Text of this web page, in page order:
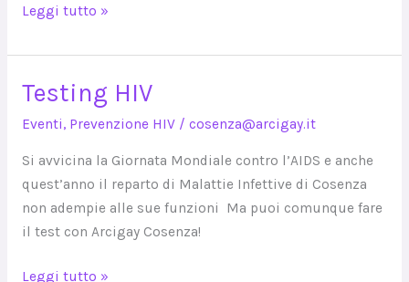
Leggi tutto »
Testing HIV
Eventi, Prevenzione HIV/ cosenza@arcigay.it
Si avvicina la Giornata Mondiale contro l’AIDS e anche
quest’anno il reparto di Malattie Infettive di Cosenza
non adempie alle sue funzioni Ma puoi comunque fare
il test con Arcigay Cosenza!
Testing
Leggi tutto »